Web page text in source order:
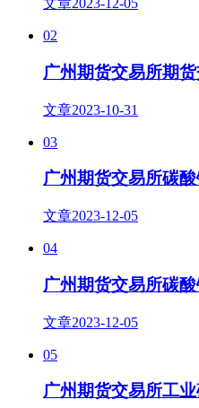
文章2023-12-05
02
广州期货交易所期
文章2023-10-31
03
广州期货交易所碳
文章2023-12-05
04
广州期货交易所碳
文章2023-12-05
05
广州期货交易所工